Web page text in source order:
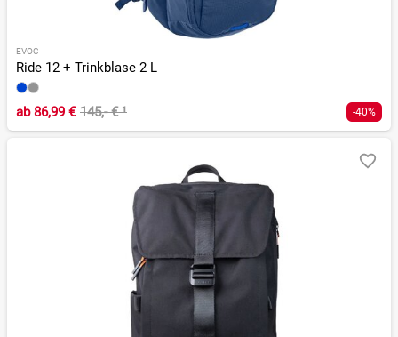
EVOC
Ride 12 + Trinkblase 2 L
ab86,99 € 145,- €¹ -40%